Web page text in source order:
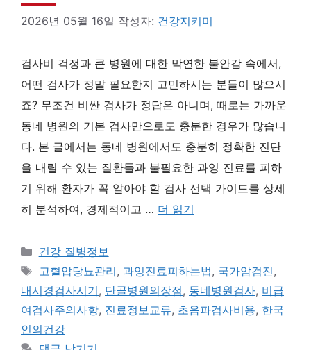
2026년 05월 16일 작성자: 건강지키미
검사비 걱정과 큰 병원에 대한 막연한 불안감 속에서,
어떤 검사가 정말 필요한지 고민하시는 분들이 많으시
죠? 무조건 비싼 검사가 정답은 아니며, 때로는 가까운
동네 병원의 기본 검사만으로도 충분한 경우가 많습니
다. 본 글에서는 동네 병원에서도 충분히 정확한 진단
을 내릴 수 있는 질환들과 불필요한 과잉 진료를 피하
기 위해 환자가 꼭 알아야 할 검사 선택 가이드를 상세
히 분석하여, 경제적이고 … 더 읽기
카
테
고
리
건강 질병정보
태
그
고혈압당뇨관리, 과잉진료피하는법, 국가암검진,
내시경검사시기, 단골병원의장점, 동네병원검사, 비급
여검사주의사항, 진료정보교류, 초음파검사비용, 한국
인의건강